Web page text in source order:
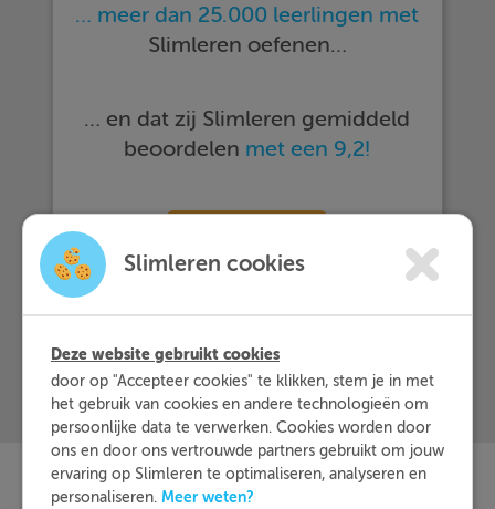
… meer dan 25.000 leerlingen met
Slimleren oefenen…
… en dat zij Slimleren gemiddeld
beoordelen met een 9,2!
Slimleren cookies
Deze website gebruikt cookies
door op "Accepteer cookies" te klikken, stem je in met
het gebruik van cookies en andere technologieën om
persoonlijke data te verwerken. Cookies worden door
ons en door ons vertrouwde partners gebruikt om jouw
ervaring op Slimleren te optimaliseren, analyseren en
personaliseren. Meer weten?